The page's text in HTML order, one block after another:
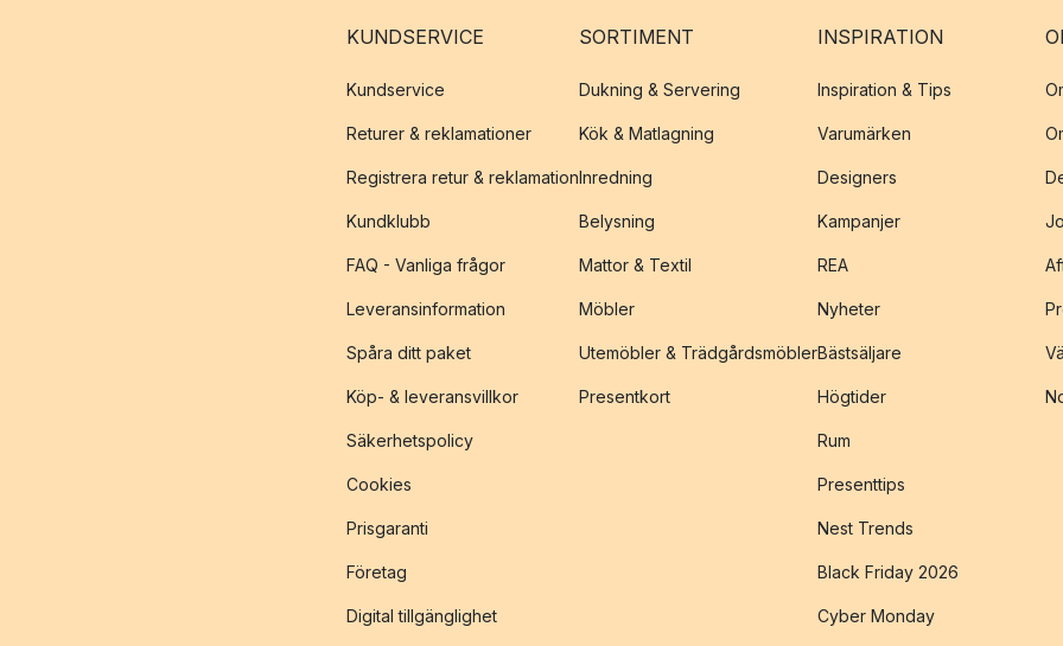
KUNDSERVICE
Kundservice
Returer & reklamationer
Registrera retur & reklamation
Kundklubb
FAQ - Vanliga frågor
Leveransinformation
Spåra ditt paket
Köp- & leveransvillkor
Säkerhetspolicy
Cookies
Prisgaranti
Företag
Digital tillgänglighet
SORTIMENT
Dukning & Servering
Kök & Matlagning
Inredning
Belysning
Mattor & Textil
Möbler
Utemöbler & Trädgårdsmöbler
Presentkort
INSPIRATION
Inspiration & Tips
Varumärken
Designers
Kampanjer
REA
Nyheter
Bästsäljare
Högtider
Rum
Presenttips
Nest Trends
Black Friday 2026
Cyber Monday